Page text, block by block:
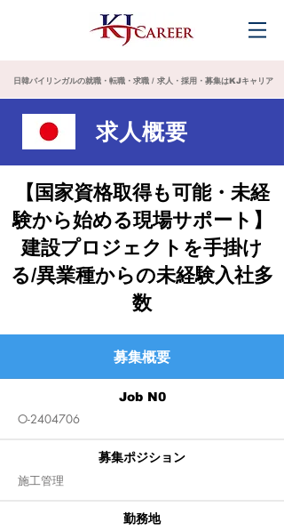
日韓バイリンガルの就職・転職・求職 / 求人・採用・募集はKJキャリア
求人概要
【国家資格取得も可能・未経
験から始める現場サポート】
建設プロジェクトを手掛け
る/異業種からの未経験入社多
数
募集概要
Job N0
O-2404706
募集ポジション
施工管理
​勤務地